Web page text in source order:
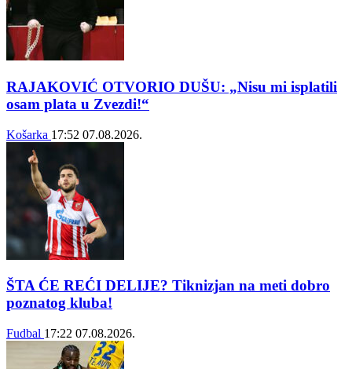
RAJAKOVIĆ OTVORIO DUŠU: „Nisu mi isplatili
osam plata u Zvezdi!“
Košarka 17:52 07.08.2026.
ŠTA ĆE REĆI DELIJE? Tiknizjan na meti dobro
poznatog kluba!
Fudbal 17:22 07.08.2026.